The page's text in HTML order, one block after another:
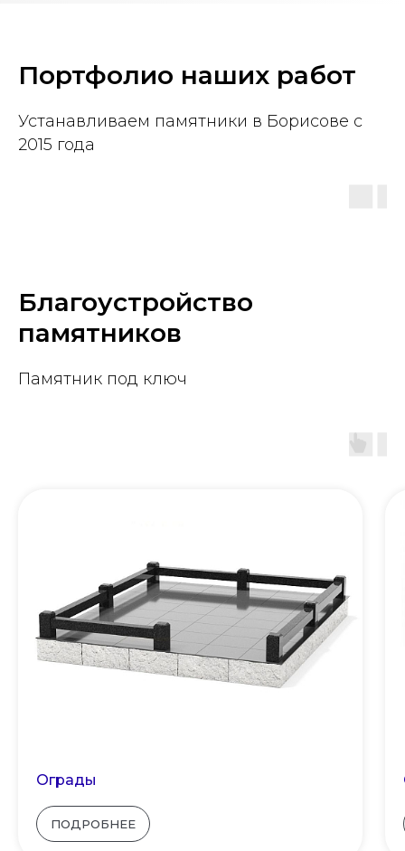
Портфолио наших работ
Устанавливаем памятники в Борисове с
2015 года
Благоустройство
памятников
Памятник под ключ
Ограды
ПОДРОБНЕЕ